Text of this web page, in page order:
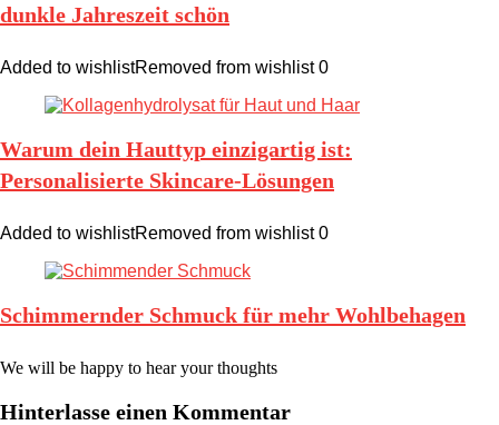
dunkle Jahreszeit schön
Added to wishlistRemoved from wishlist 0
Warum dein Hauttyp einzigartig ist:
Personalisierte Skincare-Lösungen
Added to wishlistRemoved from wishlist 0
Schimmernder Schmuck für mehr Wohlbehagen
We will be happy to hear your thoughts
Hinterlasse einen Kommentar